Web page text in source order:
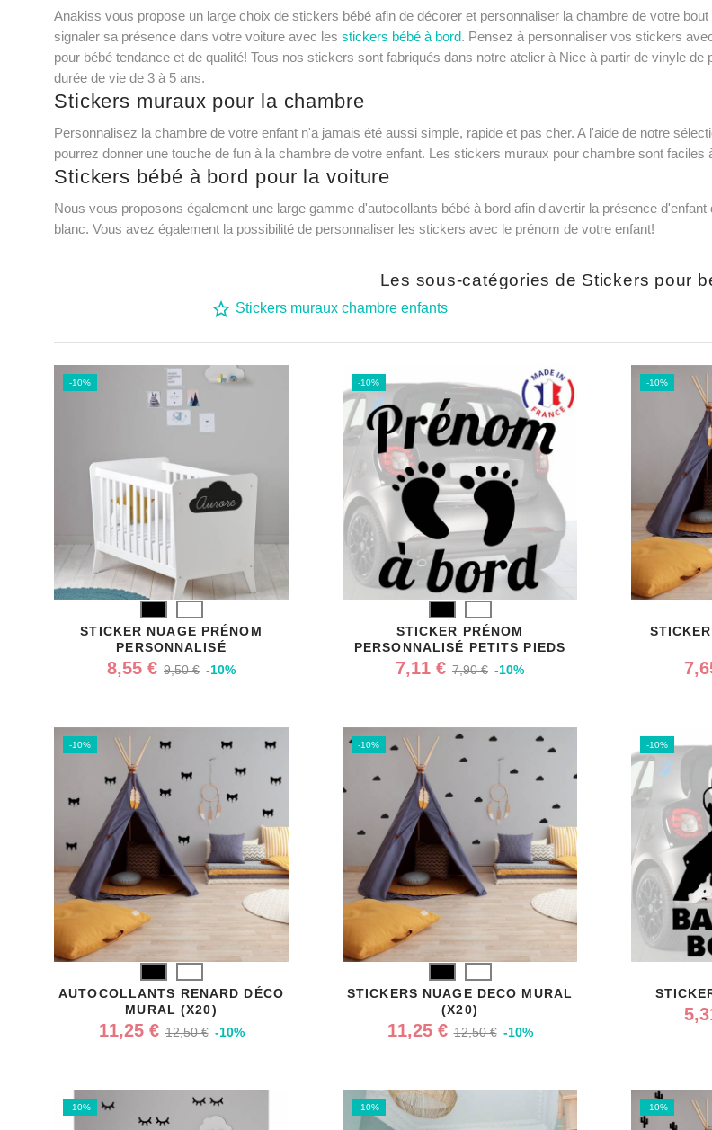
Anakiss vous propose un large choix de stickers bébé afin de décorer et personnaliser la chambre de votre
signaler sa présence dans votre voiture avec les stickers bébé à bord. Pensez à personnaliser vos stickers
pour bébé tendance et de qualité! Tous nos stickers sont fabriqués dans notre atelier à Nice à partir de vinyle de
durée de vie de 3 à 5 ans.
Stickers muraux pour la chambre
Personnalisez la chambre de votre enfant n'a jamais été aussi simple, rapide et pas cher. A l'aide de notre
pourrez donner une touche de fun à la chambre de votre enfant. Les stickers muraux pour chambre sont
Stickers bébé à bord pour la voiture
Nous vous proposons également une large gamme d'autocollants bébé à bord afin d'avertir la présence
blanc. Vous avez également la possibilité de personnaliser les stickers avec le prénom de votre enfant!
Les sous-catégories de Stickers pour
star_border Stickers muraux chambre enfants
STICKER NUAGE PRÉNOM
PERSONNALISÉ
8,55 € 9,50 € -10%
-10%
STICKER PRÉNOM
PERSONNALISÉ PETITS PIEDS
7,11 € 7,90 € -10%
-10% -10%
AUTOCOLLANTS RENARD DÉCO
MURAL (X20)
11,25 € 12,50 € -10%
-10%
STICKERS NUAGE DECO MURAL
(X20)
11,25 € 12,50 € -10%
-10% -10%
-10% -10% -10%